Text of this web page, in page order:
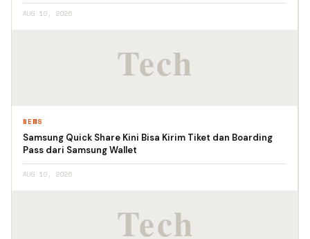
AUG 10, 2026
NEWS
Samsung Quick Share Kini Bisa Kirim Tiket dan Boarding
Pass dari Samsung Wallet
AUG 10, 2026